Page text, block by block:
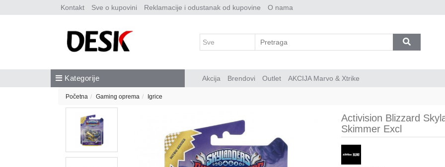
Kontakt Sve o kupovini Reklamacije i odustanak od kupovine O nama
Kategorije Akcija Brendovi Outlet AKCIJA Marvo & Xtrike
Početna Gaming oprema Igrice
Activision Blizzard
Skimmer Excl